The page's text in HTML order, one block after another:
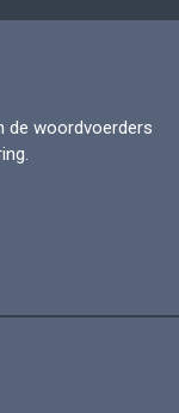
de woordvoerders